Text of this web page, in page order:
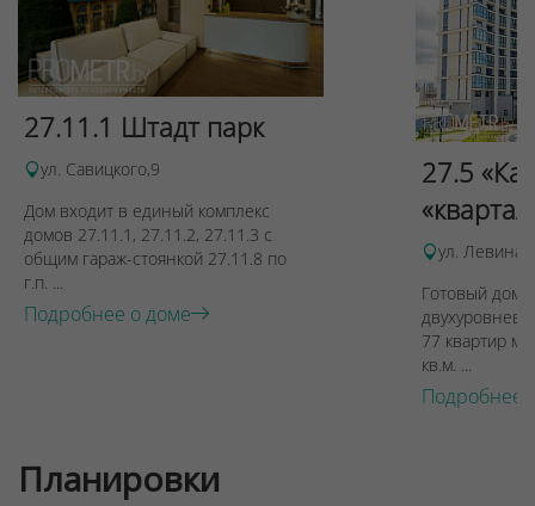
27.11.1 Штадт парк
ул. Савицкого,9
Дом входит в единый комплекс
домов 27.11.1, 27.11.2, 27.11.3 с
общим гараж-стоянкой 27.11.8 по
г.п. ...
Подробнее о доме
27.5
ул. Левина,
Готовый дом
77 квартир
кв.м. ...
Подробнее
Планировки
Для обеспечения удобства пользователей сайта
используются cookies
Отклонить